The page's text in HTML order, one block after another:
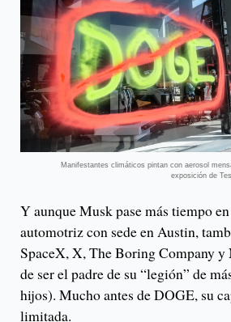
Manifestantes climáticos pintan con aerosol
exposición de
Y aunque Musk pase más tiempo
automotriz con sede en Austin,
SpaceX, X, The Boring Company y
de ser el padre de su “legión” de
hijos). Mucho antes de DOGE, su
limitada.